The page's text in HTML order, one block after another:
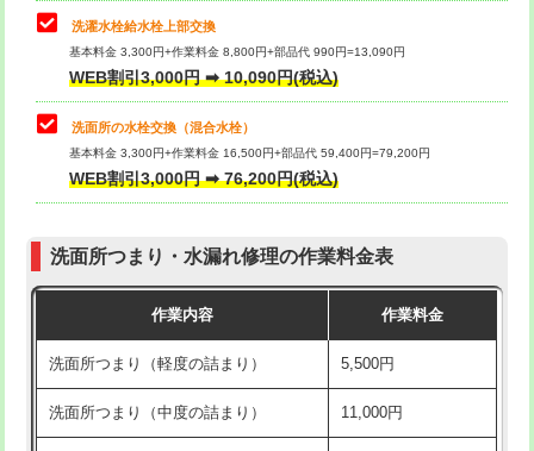
排水管工事（追加 排水管工事/3ｍ超
え）
マス交換（土の掘削・埋め戻し作業）
マス交換（深さ50㎝未満）
マス交換（深さ50㎝以上）
モルタル補修（厚さ10㎝まで） 27,500円
モルタル補修（厚さ10㎝超え） 38,500円
洗面台設置 38,500円
交換・取付（タンク）
交換・取付(単水栓（壁付・デッキ
式）)
交換・取付(混合水栓（壁付・デッキ
式・ワンホール）)
16,500円+材料費
（P/S/ポップアップ））
交換・取付（その他部品） 11,000円+材料費
持込商品取付（単水栓） 13,200円
持込商品取付（混合水栓） 16,500円
持込商品取付（浄水器・分岐水栓） 16,500円
洗濯水栓給水栓上部交換
基本料金 3,300円+作業料金 8,800円+部品代 990円=13,090円
WEB割引3,000円 ➡ 10,090円(税込)
洗面所の水栓交換（混合水栓）
基本料金 3,300円+作業料金 16,500円+部品代 59,400円=79,200円
WEB割引3,000円 ➡ 76,200円(税込)
洗面所つまり・水漏れ修理の作業料金表
作業内容 作業料金
洗面所つまり（軽度の詰まり） 5,500円
洗面所つまり（中度の詰まり） 11,000円